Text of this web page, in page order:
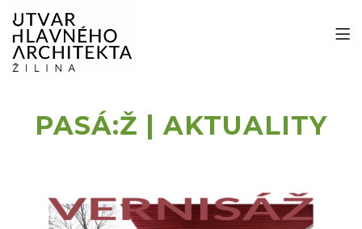
PASÁ:Ž | AKTUALITY
príspevkov